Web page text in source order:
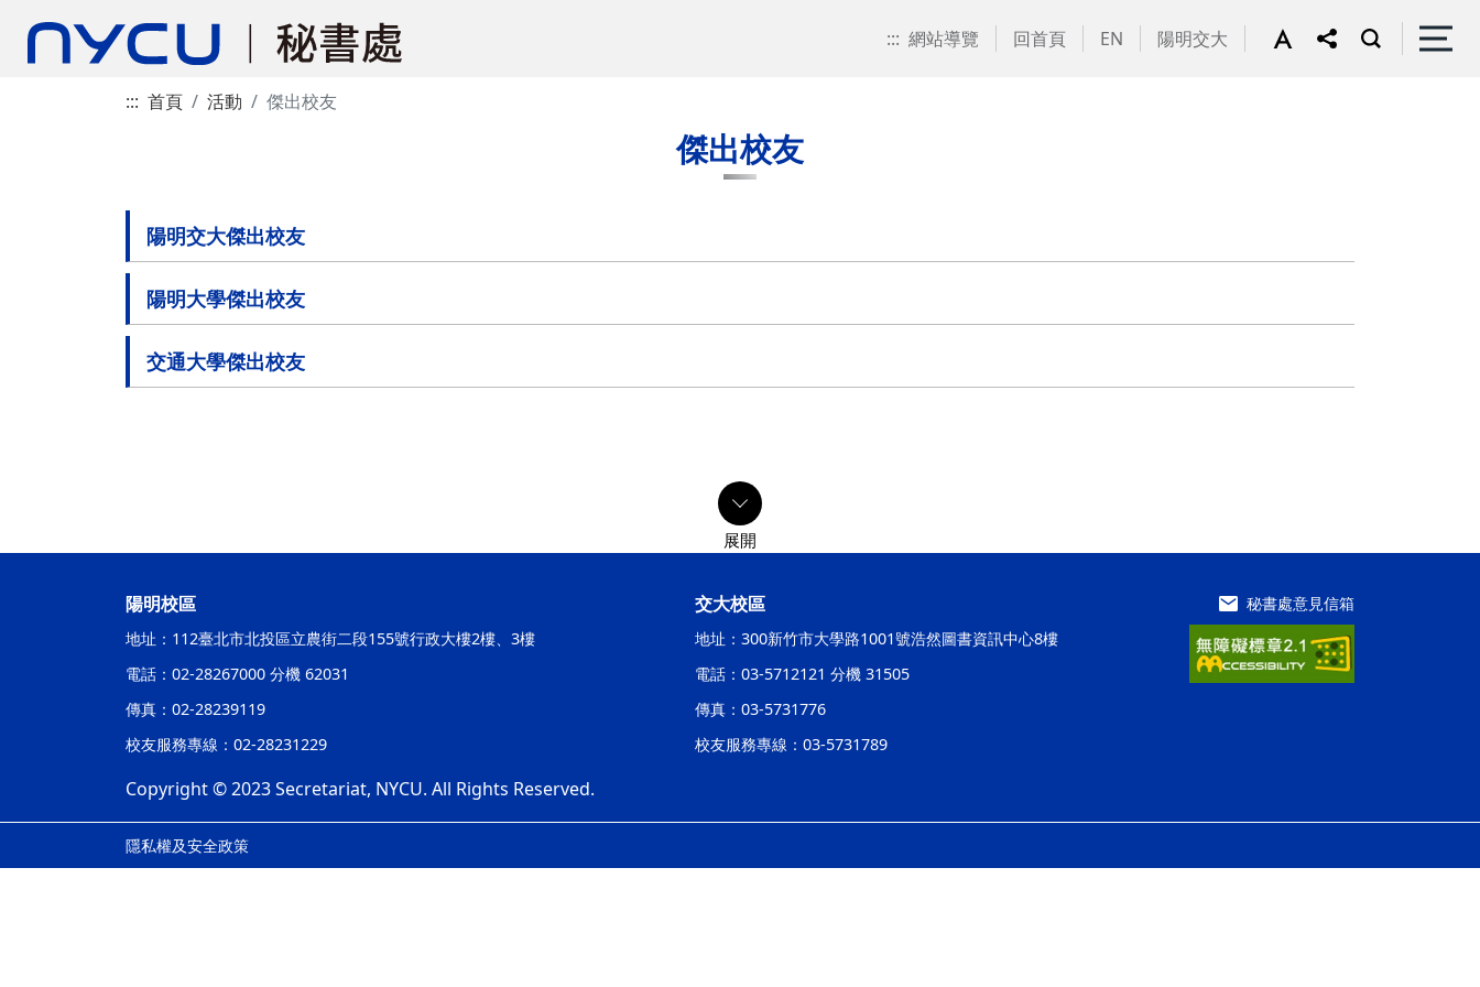
::: 網站導覽 回首頁 EN 陽明交大
::: 首頁 活動 傑出校友
傑出校友
陽明交大傑出校友
陽明大學傑出校友
交通大學傑出校友
陽明校區
地址：112臺北市北投區立農街二段155號行政大樓2樓、3樓
電話：02-28267000 分機 62031
傳真：02-28239119
校友服務專線：02-28231229
交大校區
地址：300新竹市大學路1001號浩然圖書資訊中心8樓
電話：03-5712121 分機 31505
傳真：03-5731776
校友服務專線：03-5731789
秘書處意見信箱
Copyright © 2023 Secretariat, NYCU. All Rights Reserved.
隱私權及安全政策